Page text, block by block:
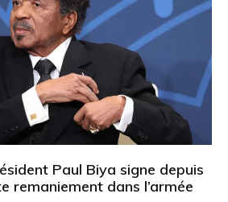
Paul Biya signe depuis
remaniement dans l’armée